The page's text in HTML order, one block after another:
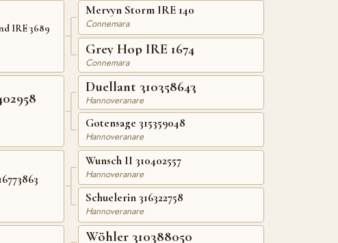
IRE 3689
Mervyn Storm IRE 140
Connemara
Grey Hop IRE 1674
Connemara
Duellant 310358643
Hannoveranare
Gotensage 315359048
Hannoveranare
Wunsch II 310402557
Hannoveranare
Schuelerin 316322758
Hannoveranare
Wöhler 310388050